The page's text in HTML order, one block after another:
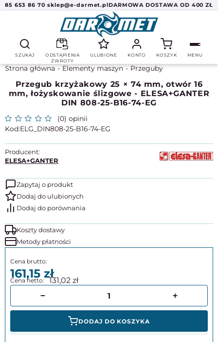
85 653 86 70 sklep@e-darmet.plDARMOWA DOSTAWA OD 400 ZŁ
SZUKAJ
ODSTĄPIENIA
ZWROTY
ULUBIONE KONTO KOSZYK MENU
Strona główna Elementy maszyn Przeguby
Przegub krzyżakowy 25 × 74 mm, otwór 16
mm, łożyskowanie ślizgowe - ELESA+GANTER
DIN 808-25-B16-74-EG
(0) opinii
ELG_DIN808-25-B16-74-EG
Producent:
ELESA+GANTER
Zapytaj o produkt
Koszty dostawy
Metody płatności
161,15 131,02
DODAJ DO KOSZYKA